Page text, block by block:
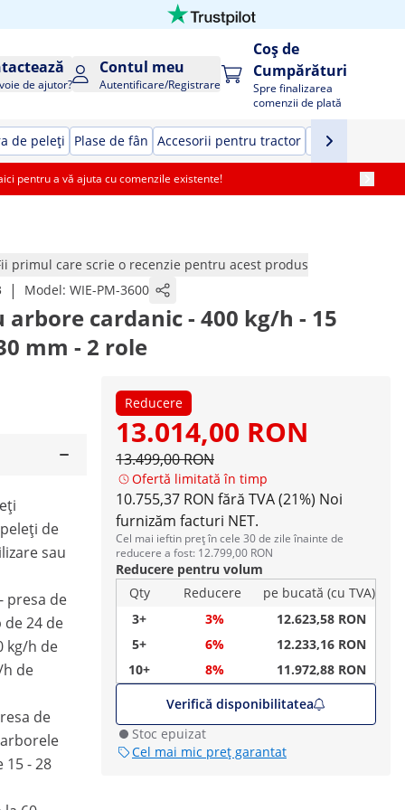
de ajutor?
Contul meu
Autentificare/Registrare
Coș de
Cumpărături
Spre finalizarea
comenzii de plată
de peleți Plase de fân Accesorii pentru tractor Echipament
pentru a vă ajuta cu comenzile existente!
primul care scrie o recenzie pentru acest produs
| Model: WIE-PM-3600
cardanic - 400 kg/h - 15
mm - 2 role
Reducere
13.014,00 RON
13.499,00 RON
Ofertă limitată în timp
10.755,37 RON fără TVA (21%) Noi
furnizăm facturi NET.
Cel mai ieftin preț în cele 30 de zile înainte de
reducere a fost: 12.799,00 RON
Reducere pentru volum
Qty
Reducere
pe bucată (cu TVA)
3+
3%
12.623,58 RON
5+
6%
12.233,16 RON
10+
8%
11.972,88 RON
Verifică disponibilitatea
Stoc epuizat
Cel mai mic preț garantat
de
sau
presa de
24 de
kg/h de
de
de
- 28